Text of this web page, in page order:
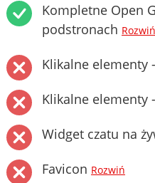
Kompletne Open
podstronach Rozwiń
Klikalne elementy
Klikalne elementy
Widget czatu na
Favicon Rozwiń